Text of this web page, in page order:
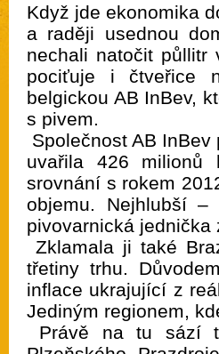
Když jde ekonomika
a raději usednou
nechali natočit půllitr
pociťuje i čtveřice
belgickou AB InBev,
s pivem.
Společnost AB
uvařila 426 milionů
srovnání s rokem
objemu. Nejhlubší –
pivovarnická
Zklamala ji také
třetiny trhu.
inflace ukrajující z
Jediným regionem,
Právě na tu sází